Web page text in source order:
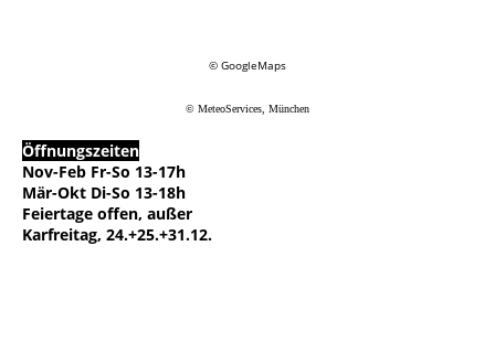
© GoogleMaps
© MeteoServices, München
Öffnungszeiten
Nov-Feb Fr-So 13-17h
Mär-Okt Di-So 13-18h
Feiertage offen, außer
Karfreitag, 24.+25.+31.12.